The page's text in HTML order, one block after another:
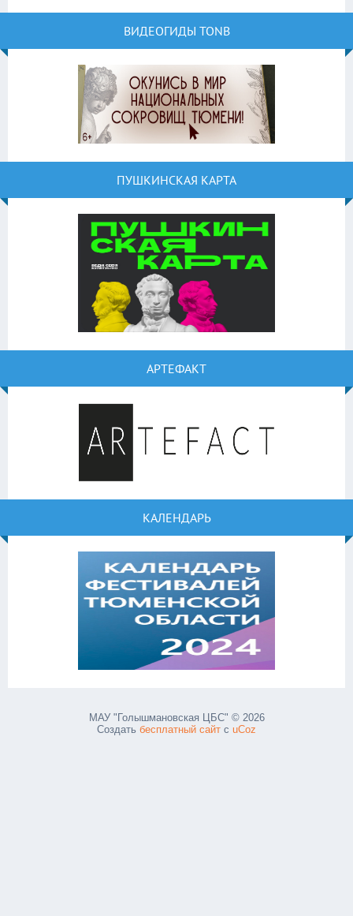
ВИДЕОГИДЫ TONB
ПУШКИНСКАЯ КАРТА
АРТЕФАКТ
КАЛЕНДАРЬ
МАУ "Голышмановская ЦБС" © 2026
Создать бесплатный сайт с uCoz